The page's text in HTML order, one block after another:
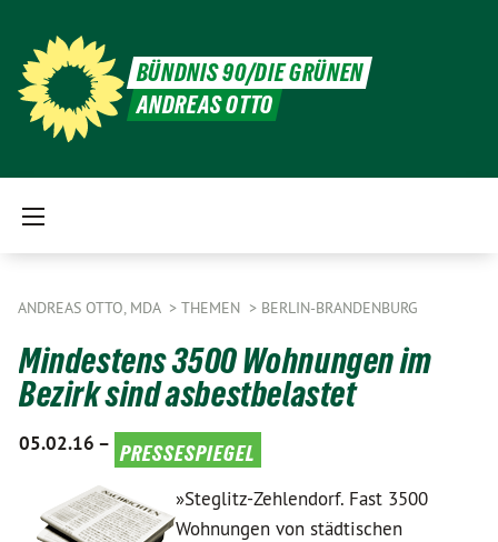
BÜNDNIS 90/DIE GRÜNEN
ANDREAS OTTO
ANDREAS OTTO, MDA THEMEN BERLIN-BRANDENBURG
Mindestens 3500 Wohnungen im
Bezirk sind asbestbelastet
05.02.16 – pressespiegel
»Steglitz-Zehlendorf. Fast 3500
Wohnungen von städtischen